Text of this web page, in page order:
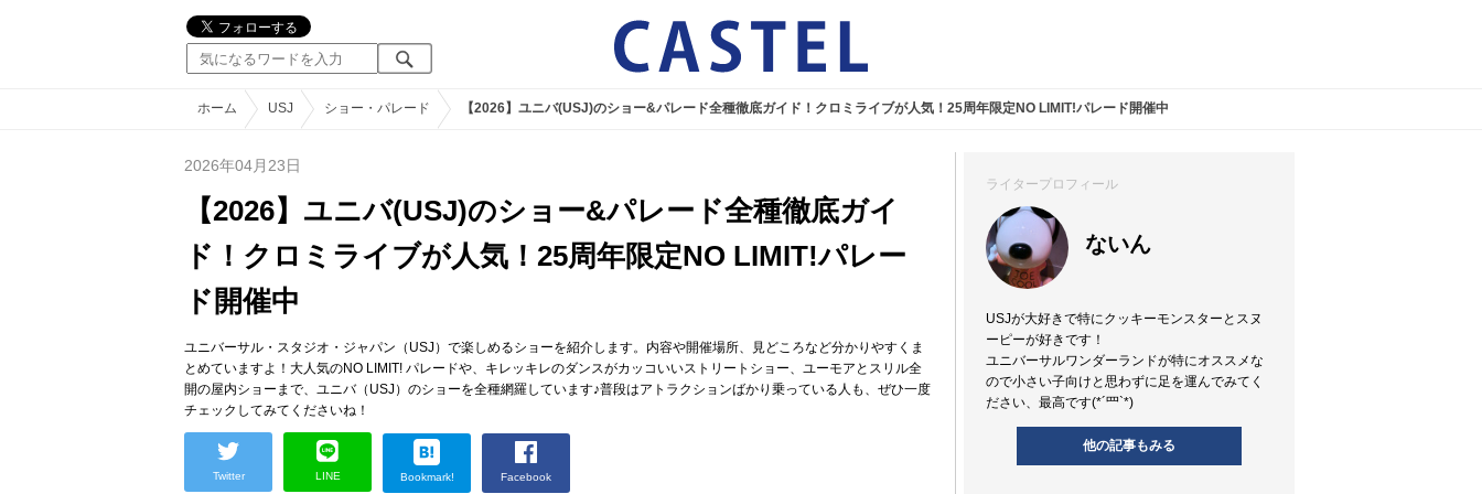
ホーム USJ ショー・パレード 【2026】ユニバ(USJ)のショー&パレード全種徹底ガイド！クロミライブが人気！25周年限定NO LIMIT!パレード開催中
2026年04月23日
【2026】ユニバ(USJ)のショー&パレード全種徹底ガイ
ド！クロミライブが人気！25周年限定NO LIMIT!パレー
ド開催中
ユニバーサル・スタジオ・ジャパン（USJ）で楽しめるショーを紹介します。内容や開催場所、見どころなど分かりやすくま
とめていますよ！大人気のNO LIMIT! パレードや、キレッキレのダンスがカッコいいストリートショー、ユーモアとスリル全
開の屋内ショーまで、ユニバ（USJ）のショーを全種網羅しています♪普段はアトラクションばかり乗っている人も、ぜひ一度
チェックしてみてくださいね！
Twitter LINE Bookmark! Facebook
ライタープロフィール
ないん
USJが大好きで特にクッキーモンスターとスヌ
ーピーが好きです！
ユニバーサルワンダーランドが特にオススメな
ので小さい子向けと思わずに足を運んでみてく
ださい、最高です(*´罒`*)
他の記事もみる